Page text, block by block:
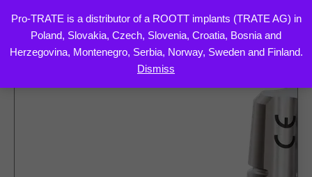
Pro-TRATE is a distributor of a ROOTT implants (TRATE AG) in
Poland, Slovakia, Czech, Slovenia, Croatia, Bosnia and
Herzegovina, Montenegro, Serbia, Norway, Sweden and Finland.
Dismiss
to